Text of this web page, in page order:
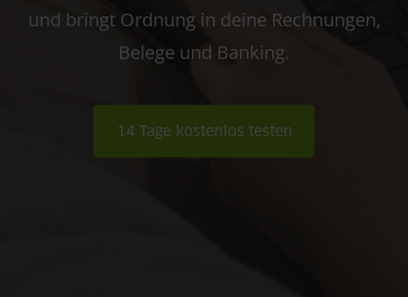
und bringt Ordnung in deine Rechnungen,
Belege und Banking.
14 Tage kostenlos testen